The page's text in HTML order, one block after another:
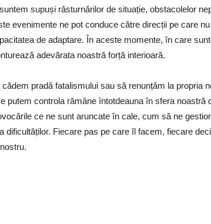
supuși răsturnărilor de situație, obstacolelor
evenimente ne pot conduce către direcții pe care
de adaptare. În aceste momente, în care
adevărata noastră forță interioară.
cădem pradă fatalismului sau să renunțăm la propria
putem controla rămâne întotdeauna în sfera noastră
ce ne sunt aruncate în cale, cum să ne
dificultăților. Fiecare pas pe care îl facem, fiecare